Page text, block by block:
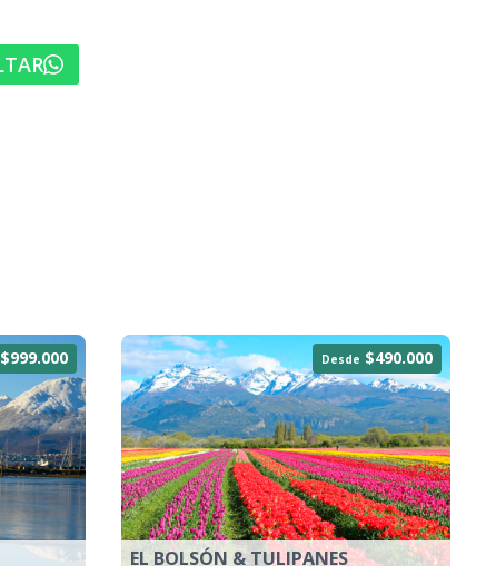
$999.000 Desde $490.000
EL BOLSÓN & TULIPANES